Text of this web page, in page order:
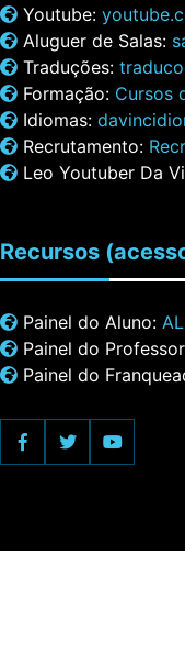
Youtube:
Aluguer de Salas:
Traduções:
Formação: Cursos
Idiomas:
Recrutamento:
Leo Youtuber Da
Recursos
Painel do Aluno:
Painel do
Painel do